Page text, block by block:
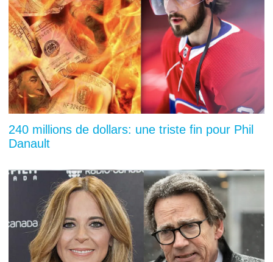
240 millions de dollars: une triste fin pour Phil
Danault